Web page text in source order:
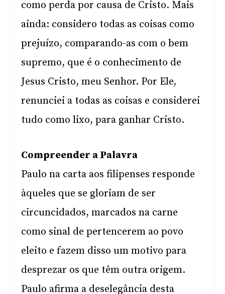
como perda por causa de Cristo. Mais
ainda: considero todas as coisas como
prejuízo, comparando-as com o bem
supremo, que é o conhecimento de
Jesus Cristo, meu Senhor. Por Ele,
renunciei a todas as coisas e considerei
tudo como lixo, para ganhar Cristo.
Compreender a Palavra
Paulo na carta aos filipenses responde
àqueles que se gloriam de ser
circuncidados, marcados na carne
como sinal de pertencerem ao povo
eleito e fazem disso um motivo para
desprezar os que têm outra origem.
Paulo afirma a deselegância desta